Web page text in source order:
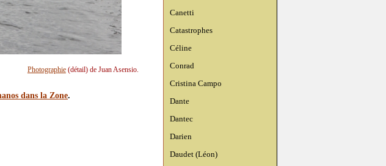
Canetti
Catastrophes
Céline
Conrad
Cristina Campo
Dante
Dantec
Darien
Daudet (Léon)
Photographie(détail) de Juan Asensio.
dans la Zone.